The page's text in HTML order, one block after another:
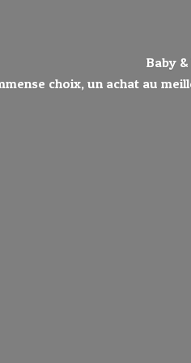
Baby
choix, un achat au